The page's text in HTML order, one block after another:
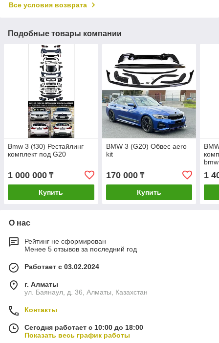
Все условия возврата
Подобные товары компании
Bmw 3 (f30) Рестайлинг
комплект под G20
1 000 000 ₸
Купить
BMW 3 (G20) Обвес aero
kit
170 000₸
Купить
1
О нас
Рейтинг не сформирован
Менее 5 отзывов за последний год
Работает с 03.02.2024
г. Алматы
ул. Баянаул, д. 36, Алматы, Казахстан
Контакты
Сегодня работает с 10:00 до 18:00
Показать весь график работы